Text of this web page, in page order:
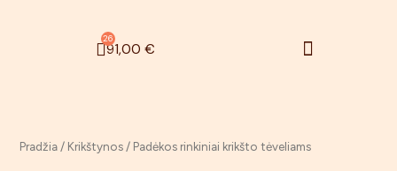
91,00 €
26
Cart Menu
Pradžia/ Krikštynos/ Padėkos rinkiniai krikšto tėveliams